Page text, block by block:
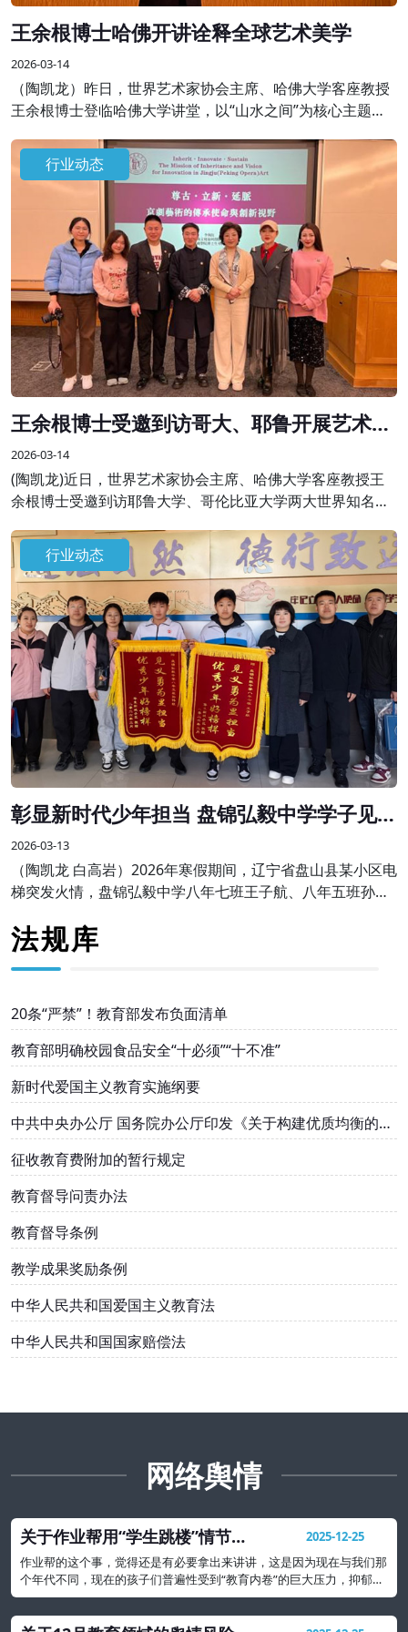
王余根博士哈佛开讲诠释全球艺术美学
2026-03-14
（陶凯龙）昨日，世界艺术家协会主席、哈佛大学客座教授
王余根博士登临哈佛大学讲堂，以“山水之间”为核心主题开
和平的美学思想融于一堂，为全球学界、艺术界同仁呈现了
一场跨越边界的艺术盛宴。
行业动态
王余根博士受邀到访哥大、耶鲁开展艺术学
术交流
2026-03-14
(陶凯龙)近日，世界艺术家协会主席、哈佛大学客座教授王
余根博士受邀到访耶鲁大学、哥伦比亚大学两大世界知名高
际各界嘉宾的热烈欢迎。
行业动态
彰显新时代少年担当 盘锦弘毅中学学子见义
勇为受表彰
2026-03-13
（陶凯龙 白高岩）2026年寒假期间，辽宁省盘山县某小区电
梯突发火情，盘锦弘毅中学八年七班王子航、八年五班孙伟
出，熟练使用灭火器果断处置，成功将火情扑灭
法规库
20条“严禁”！教育部发布负面清单
教育部明确校园食品安全“十必须”“十不准”
新时代爱国主义教育实施纲要
中共中央办公厅 国务院办公厅印发《关于构建优质均衡的基
本公共教育服务体系的意见》
征收教育费附加的暂行规定
教育督导问责办法
教育督导条例
教学成果奖励条例
中华人民共和国爱国主义教育法
中华人民共和国国家赔偿法
网络舆情
关于作业帮用“学生跳楼”情节出
题事件的教育警示
2025-12-25
作业帮的这个事，觉得还是有必要拿出来讲讲，这是因为现在与我们那
个年代不同，现在的孩子们普遍性受到“教育内卷”的巨大压力，抑郁、
焦虑等心理问题可能要比我们想象的还要严重很多。